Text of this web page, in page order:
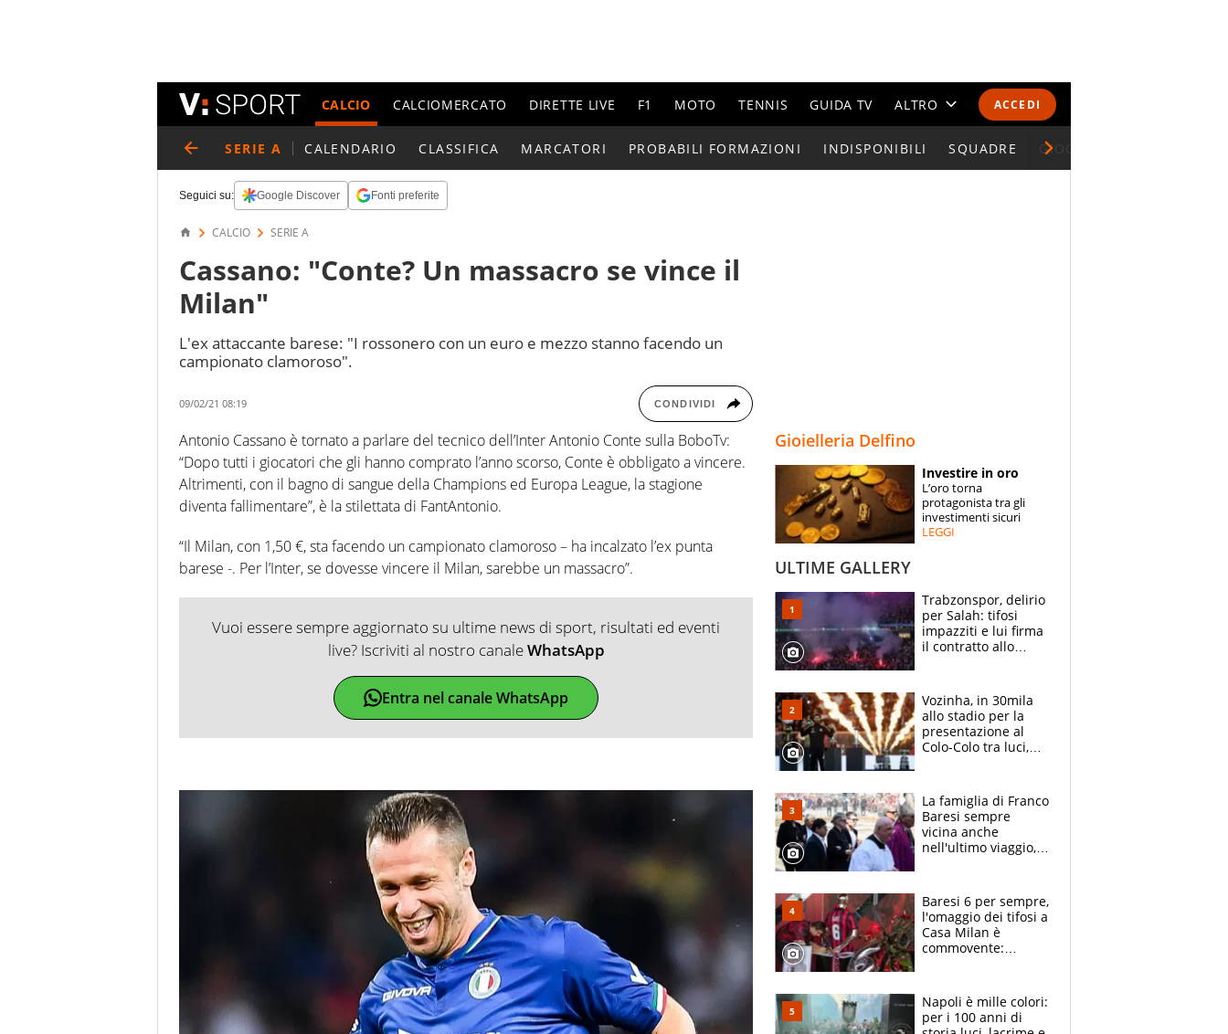
ACCEDI
CALCIO CALCIOMERCATO DIRETTE LIVE F1 MOTO TENNIS GUIDA TV ALTRO
CALENDARI E CLASSIFICHE
ESPERTI
CONTATTI
SERIE A CALENDARIO CLASSIFICA MARCATORI PROBABILI FORMAZIONI INDISPONIBILI SQUADRE GIOCATORI SERIE A
Seguici su: Google Discover Fonti preferite
CALCIO SERIE A
Cassano: "Conte? Un massacro se vince il
Milan"
L'ex attaccante barese: "I rossonero con un euro e mezzo stanno facendo un
campionato clamoroso".
09/02/21 08:19 CONDIVIDI
Antonio Cassano è tornato a parlare del tecnico dell’Inter Antonio Conte sulla BoboTv:
“Dopo tutti i giocatori che gli hanno comprato l’anno scorso, Conte è obbligato a vincere.
Altrimenti, con il bagno di sangue della Champions ed Europa League, la stagione
diventa fallimentare”, è la stilettata di FantAntonio.
“Il Milan, con 1,50 €, sta facendo un campionato clamoroso – ha incalzato l’ex punta
barese -. Per l’Inter, se dovesse vincere il Milan, sarebbe un massacro”.
Vuoi essere sempre aggiornato su ultime news di sport, risultati ed eventi
live? Iscriviti al nostro canaleWhatsApp
Entra nel canale WhatsApp
Gioielleria Delfino
Investire in oro
L’oro torna
protagonista tra gli
investimenti sicuri
LEGGI
ULTIME GALLERY
Trabzonspor, delirio
per Salah: tifosi
impazziti e lui firma
il contratto allo
Vozinha, in 30mila
allo stadio per la
presentazione al
Colo-Colo tra luci,
La famiglia di Franco
Baresi sempre
vicina anche
nell'ultimo viaggio,
circondati
dall'affetto dei tifosi
Baresi 6 per sempre,
l'omaggio dei tifosi a
Casa Milan è
commovente:
bigliettini
Napoli è mille colori:
per i 100 anni di